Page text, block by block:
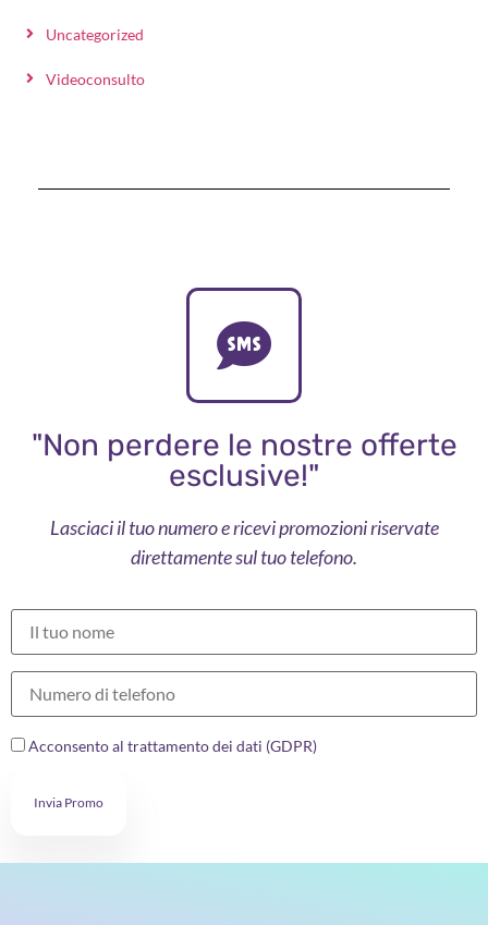
Uncategorized
Videoconsulto
"Non perdere le nostre offerte
esclusive!"
Lasciaci il tuo numero e ricevi promozioni riservate
direttamente sul tuo telefono.
Acconsento al trattamento dei dati (GDPR)
Invia Promo